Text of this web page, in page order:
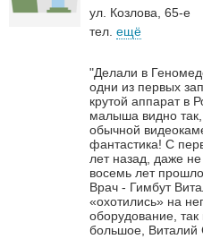
ул. Козлова, 65-е
тел. ещё
"Делали в
одни из первых
крутой аппарат в
малыша видно так,
обычной
фантастика! С
лет назад, даже не
восемь лет
Врач - Гимбут
«охотились» на
оборудование,
большое, Виталий